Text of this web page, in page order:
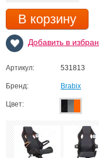
В корзину
Добавить в
Артикул: 531813
Бренд: Brabix
Цвет: